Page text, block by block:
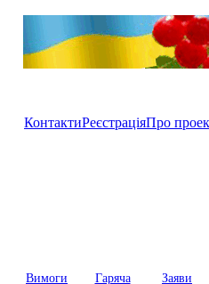
КонтактиРеєстраціяПро
Вимоги
Гаряча
Заяви